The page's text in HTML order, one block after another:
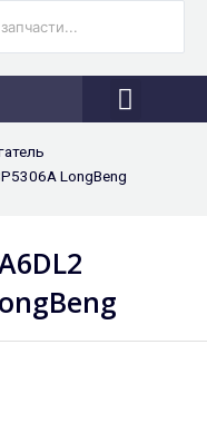
LongBeng